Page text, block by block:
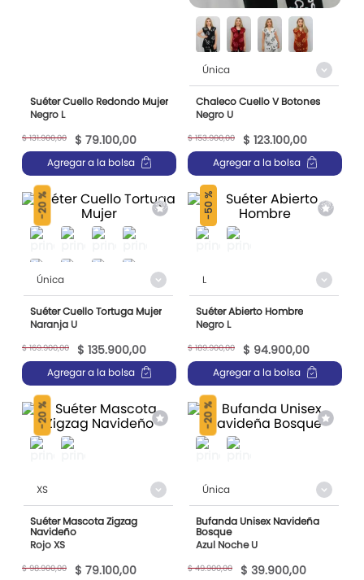
Suéter Cuello Redondo Mujer
Negro L
$ 131.900,00 $ 79.100,00
Agregar a la bolsa
Única
Chaleco Cuello V Botones
Negro U
$ 153.900,00 $ 123.100,00
Agregar a la bolsa
-
20 %
Única
Suéter Cuello Tortuga Mujer
Naranja U
$ 169.900,00 $ 135.900,00
Agregar a la bolsa
-
50 %
L
Suéter Abierto Hombre
Negro L
$ 189.900,00 $ 94.900,00
Agregar a la bolsa
-
20 %
XS
Suéter Mascota Zigzag
Navideño
Rojo XS
$ 98.900,00 $ 79.100,00
-
20 %
Única
Bufanda Unisex Navideña
Bosque
Azul Noche U
$ 49.900,00 $ 39.900,00